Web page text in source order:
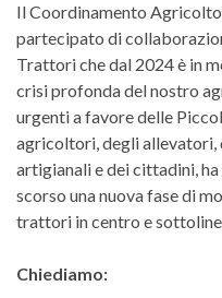
Il Coordinamento
partecipato di
Trattori che dal 2024 è in
crisi profonda del nostro
urgenti a favore delle
agricoltori, degli
artigianali e dei cittadini,
scorso una nuova fase di
trattori in centro e
Chiediamo: